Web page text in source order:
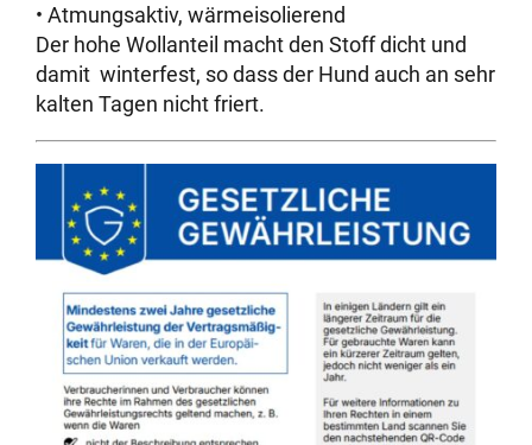
• Atmungsaktiv, wärmeisolierend
Der hohe Wollanteil macht den Stoff dicht und
damit winterfest, so dass der Hund auch an sehr
kalten Tagen nicht friert.